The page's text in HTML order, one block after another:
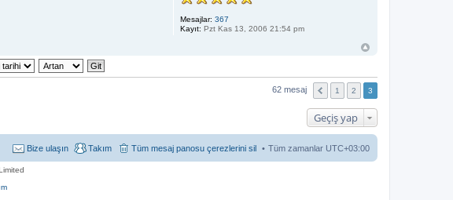
Mesajlar: 367
Kayıt: Pzt Kas 13, 2006 21:54 pm
62 mesaj 1 2 3
Geçiş yap
Tüm zamanlar UTC+03:00
Tüm mesaj panosu çerezlerini sil
Takım
Bize ulaşın